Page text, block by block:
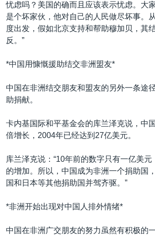
忧虑吗？美国的确而且应该表示忧虑。大
是个坏家伙，他对自己的人民做尽坏事。
度出发，假如北京支持和帮助穆加贝，其
反。”
*中国用慷慨援助结交非洲盟友*
中国在非洲结交朋友和盟友的另外一条途
助捐献。
卡内基国际和平基金会的库兰泽克说，中
倍增长，2004年已经达到27亿美元。
库兰泽克说：“10年前的数字只有一亿美
的增加。所以，中国成为非洲一个捐助国
国和日本等其他捐助国并驾齐驱。”
*非洲开始出现对中国人排外情绪*
中国在非洲广交朋友的努力虽然有积极的